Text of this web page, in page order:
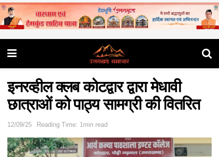
इनरव्हील क्लब कोटद्वार द्वारा मेधावी
छात्राओं को पाठ्य सामग्री की वितरित
12/09/25 Reading Time: 1min read